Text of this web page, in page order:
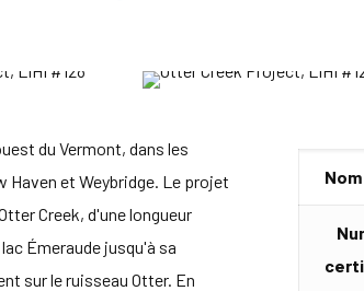
du Vermont, dans les
Haven et Weybridge. Le projet
Creek, d'une longueur
Émeraude jusqu'à sa
sur le ruisseau Otter. En